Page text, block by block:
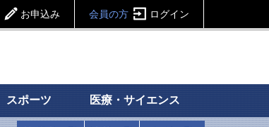
お申込み 会員の方 ログイン
スポーツ 医療・サイエンス